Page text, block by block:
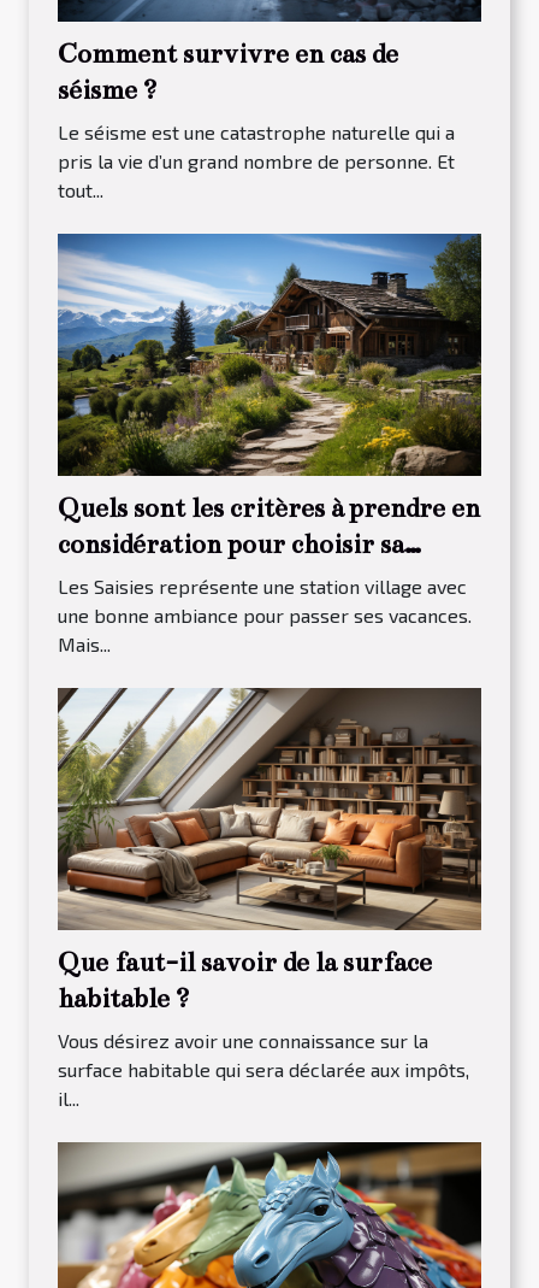
Comment survivre en cas de
séisme ?
Le séisme est une catastrophe naturelle qui a
pris la vie d’un grand nombre de personne. Et
tout...
Quels sont les critères à prendre en
considération pour choisir sa
maison à louer dans Les Saisies ?
Les Saisies représente une station village avec
une bonne ambiance pour passer ses vacances.
Mais...
Que faut-il savoir de la surface
habitable ?
Vous désirez avoir une connaissance sur la
surface habitable qui sera déclarée aux impôts,
il...